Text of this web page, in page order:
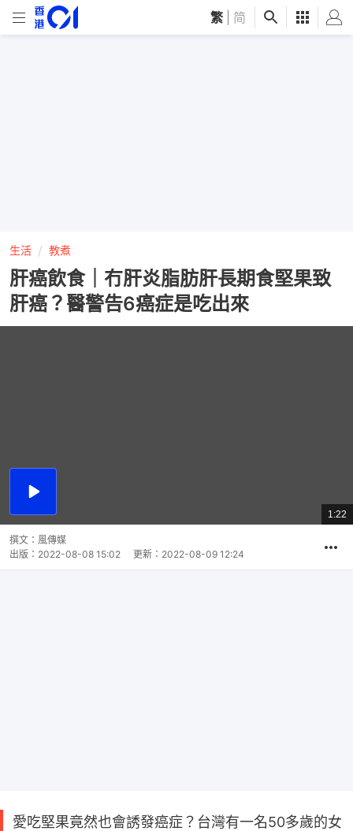
繁 简
生活 教煮
肝癌飲食｜冇肝炎脂肪肝長期食堅果致
肝癌？醫警告6癌症是吃出來
播
總
共
1:22
撰文： 風傳媒
出版： 2022-08-08 15:02 更新： 2022-08-09 12:24
愛吃堅果竟然也會誘發癌症？台灣有一名50多歲的女